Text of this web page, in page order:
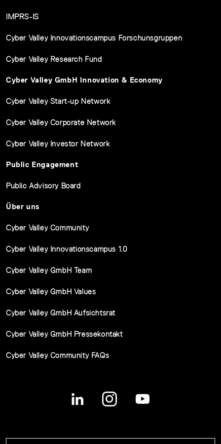
IMPRS-IS
Cyber Valley Innovationscampus Forschunsgruppen
Cyber Valley Research Fund
Cyber Valley GmbH Innovation & Economy
Cyber Valley Start-up Network
Cyber Valley Corporate Network
Cyber Valley Investor Network
Public Engagement
Public Advisory Board
Über uns
Cyber Valley Community
Cyber Valley Innovationscampus 1.0
Cyber Valley GmbH Team
Cyber Valley GmbH Values
Cyber Valley GmbH Aufsichtsrat
Cyber Valley GmbH Pressekontakt
Cyber Valley Community FAQs